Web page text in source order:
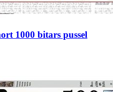
1000 bitars pussel